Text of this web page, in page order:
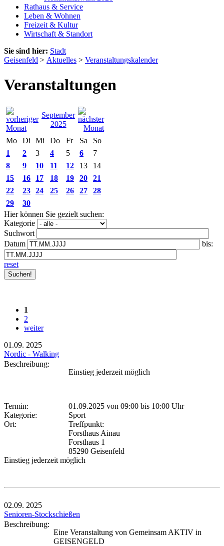
Rathaus & Service
Leben & Wohnen
Freizeit & Kultur
Wirtschaft & Standort
Sie sind hier: Stadt
Geisenfeld > Aktuelles > Veranstaltungskalender
Veranstaltungen
September
2025
Mo
Di Mi Do Fr Sa
So
1
2 3 4 5 6
7
8
9 10 11 12 13
14
15
16 17 18 19 20
21
22
23 24 25 26 27
28
29
30
Hier können Sie gezielt suchen:
Kategorie
Suchwort
Datum
bis:
reset
1
2
weiter
01.09. 2025
Nordic - Walking
Beschreibung:
Einstieg jederzeit möglich
Termin: 01.09.2025 von 09:00 bis 10:00 Uhr
Kategorie:
Sport
Ort:
Treffpunkt:
Forsthaus Ainau
Forsthaus 1
85290 Geisenfeld
Einstieg jederzeit möglich
02.09. 2025
Senioren-Stockschießen
Beschreibung:
Eine Veranstaltung von Gemeinsam AKTIV in
GEISENGELD